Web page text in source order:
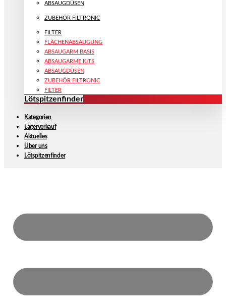
ABSAUGDÜSEN
ZUBEHÖR FILTRONIC
FILTER
FLÄCHENABSAUGUNG
ABSAUGARM BASIS
ABSAUGARME KITS
ABSAUGDÜSEN
ZUBEHÖR FILTRONIC
FILTER
Lötspitzenfinder
Kategorien
Lagerverkauf
Aktuelles
Über uns
Lötspitzenfinder